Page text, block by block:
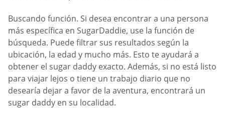
Buscando función. Si desea encontrar a una persona
más específica en SugarDaddie, use la función de
búsqueda. Puede filtrar sus resultados según la
ubicación, la edad y mucho más. Esto te ayudará a
obtener el sugar daddy exacto. Además, si no está listo
para viajar lejos o tiene un trabajo diario que no
desearía dejar a favor de la aventura, encontrará un
sugar daddy en su localidad.